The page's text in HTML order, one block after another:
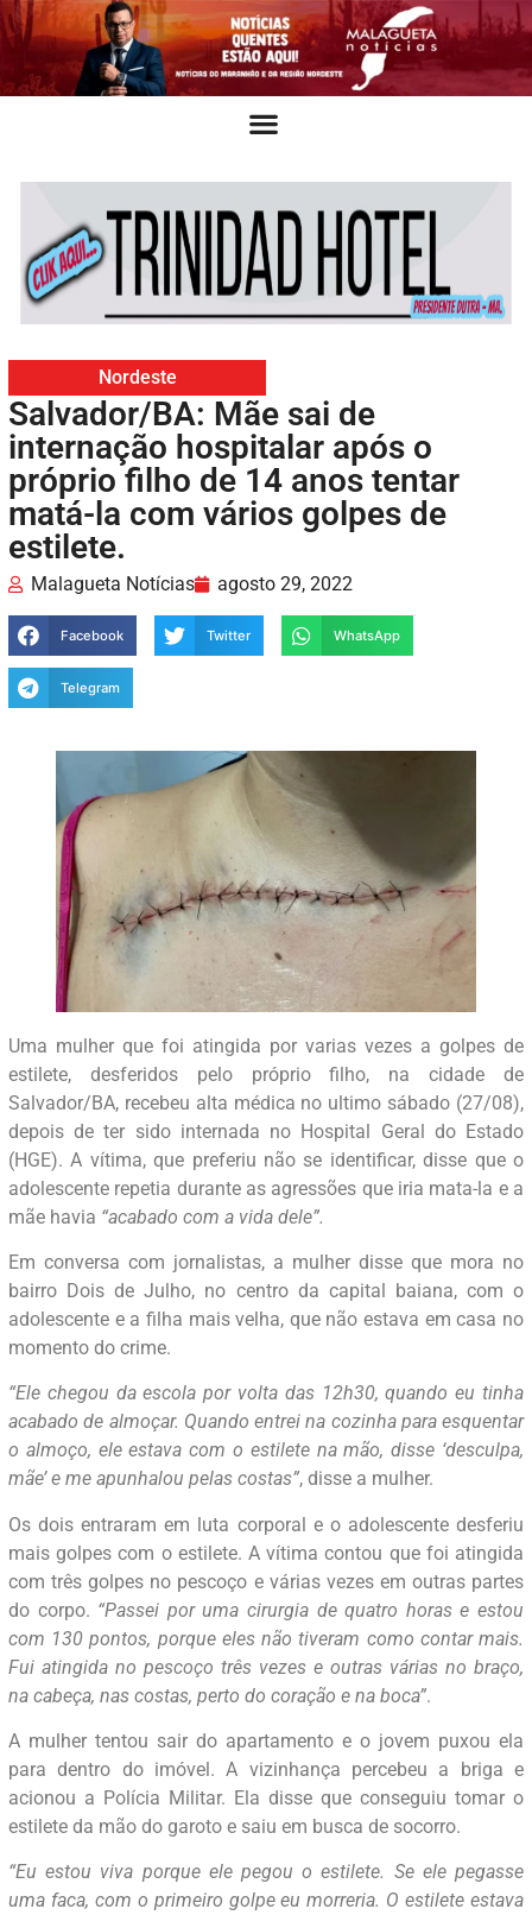
Nordeste
Salvador/BA: Mãe sai de
internação hospitalar após o
próprio filho de 14 anos tentar
matá-la com vários golpes de
estilete.
Malagueta Notícias agosto 29, 2022
Facebook Twitter WhatsApp
Telegram
Uma mulher que foi atingida por varias vezes a golpes de
estilete, desferidos pelo próprio filho, na cidade de
Salvador/BA, recebeu alta médica no ultimo sábado (27/08),
depois de ter sido internada no Hospital Geral do Estado
(HGE). A vítima, que preferiu não se identificar, disse que o
adolescente repetia durante as agressões que iria mata-la e a
mãe havia “acabado com a vida dele”.
Em conversa com jornalistas, a mulher disse que mora no
bairro Dois de Julho, no centro da capital baiana, com o
adolescente e a filha mais velha, que não estava em casa no
momento do crime.
“Ele chegou da escola por volta das 12h30, quando eu tinha
acabado de almoçar. Quando entrei na cozinha para esquentar
o almoço, ele estava com o estilete na mão, disse ‘desculpa,
mãe’ e me apunhalou pelas costas”, disse a mulher.
Os dois entraram em luta corporal e o adolescente desferiu
mais golpes com o estilete. A vítima contou que foi atingida
com três golpes no pescoço e várias vezes em outras partes
do corpo. “Passei por uma cirurgia de quatro horas e estou
com 130 pontos, porque eles não tiveram como contar mais.
Fui atingida no pescoço três vezes e outras várias no braço,
na cabeça, nas costas, perto do coração e na boca”.
A mulher tentou sair do apartamento e o jovem puxou ela
para dentro do imóvel. A vizinhança percebeu a briga e
acionou a Polícia Militar. Ela disse que conseguiu tomar o
estilete da mão do garoto e saiu em busca de socorro.
“Eu estou viva porque ele pegou o estilete. Se ele pegasse
uma faca, com o primeiro golpe eu morreria. O estilete estava